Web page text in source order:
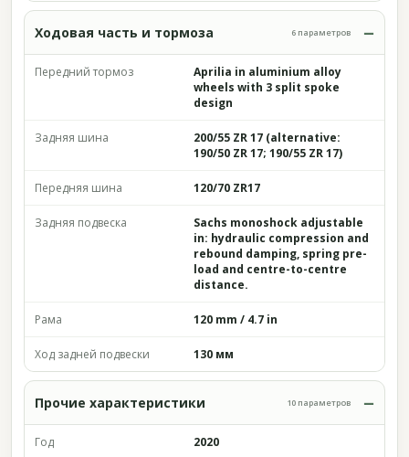
Ходовая часть и тормоза 6 параметров
Передний тормоз
Aprilia in aluminium alloy
wheels with 3 split spoke
design
Задняя шина
200/55 ZR 17 (alternative:
190/50 ZR 17; 190/55 ZR 17)
Передняя шина 120/70 ZR17
Задняя подвеска
Sachs monoshock adjustable
in: hydraulic compression and
rebound damping, spring pre-
load and centre-to-centre
distance.
Рама 120 mm / 4.7 in
Ход задней подвески 130 мм
Прочие характеристики 10 параметров
Год 2020